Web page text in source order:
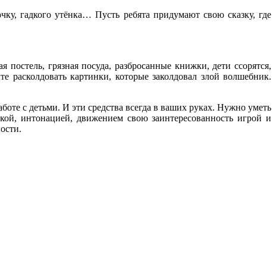
гадкого утёнка… Пусть ребята придумают свою сказку, где
грязная посуда, разбросанные книжки, дети ссорятся,
картинки, которые заколдовал злой волшебник.
с детьми. И эти средства всегда в ваших руках. Нужно уметь
интонацией, движением свою заинтересованность игрой и